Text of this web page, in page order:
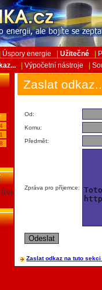
Úspory energie Užitečné
Výpočetní nástroje
Zaslat
Od:
Komu:
Předmět:
Zpráva pro příjemce:
Zaslat odkaz na tuto sekci